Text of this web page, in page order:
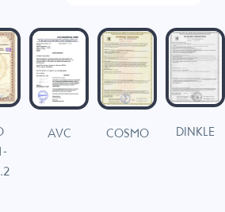
AVC COSMO DINKLE